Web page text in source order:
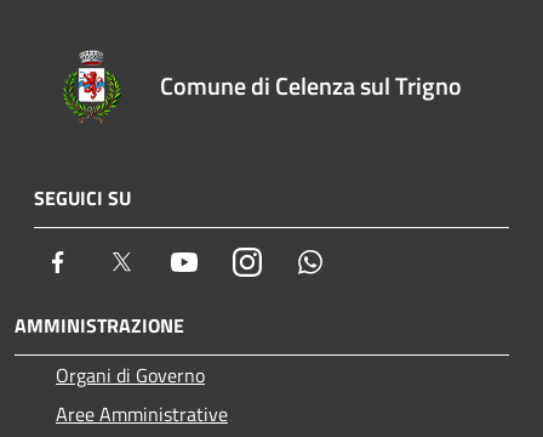
Comune di Celenza sul Trigno
SEGUICI SU
Facebook Twitter YoutubeInstagram
AMMINISTRAZIONE
Organi di Governo
Aree Amministrative